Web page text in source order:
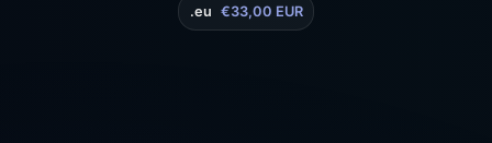
.eu €33,00 EUR